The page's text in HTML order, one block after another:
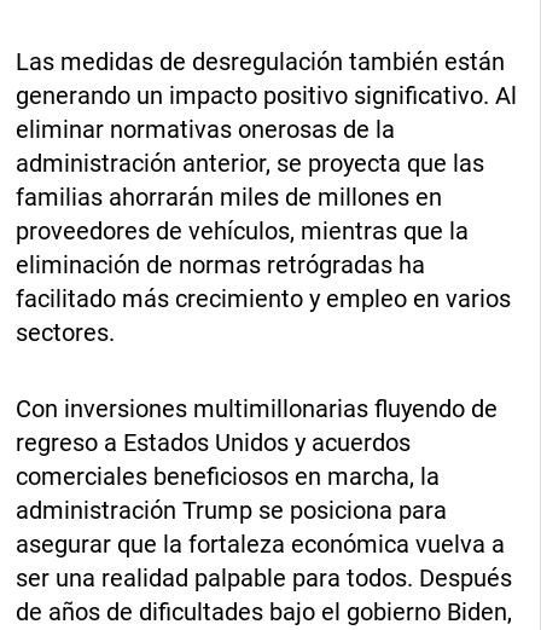
Las medidas de desregulación también están
generando un impacto positivo significativo. Al
eliminar normativas onerosas de la
administración anterior, se proyecta que las
familias ahorrarán miles de millones en
proveedores de vehículos, mientras que la
eliminación de normas retrógradas ha
facilitado más crecimiento y empleo en varios
sectores.
Con inversiones multimillonarias fluyendo de
regreso a Estados Unidos y acuerdos
comerciales beneficiosos en marcha, la
administración Trump se posiciona para
asegurar que la fortaleza económica vuelva a
ser una realidad palpable para todos. Después
de años de dificultades bajo el gobierno Biden,